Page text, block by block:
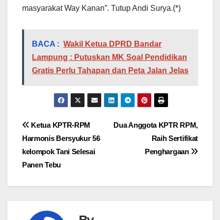
masyarakat Way Kanan”. Tutup Andi Surya.(*)
BACA : Wakil Ketua DPRD Bandar
Lampung : Putuskan MK Soal Pendidikan
Gratis Perlu Tahapan dan Peta Jalan Jelas
Navigasi
pos
Dua Anggota KPTR RPM,
Raih Sertifikat
Penghargaan
Ketua KPTR-RPM
Harmonis Bersyukur 56
kelompok Tani Selesai
Panen Tebu